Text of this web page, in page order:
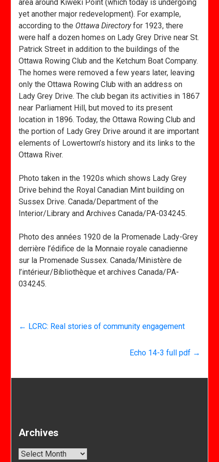
area around Kiweki Point (which today is undergoing
yet another major redevelopment). For example,
according to the Ottawa Directoryfor 1923, there
were half a dozen homes on Lady Grey Drive near St.
Patrick Street in addition to the buildings of the
Ottawa Rowing Club and the Ketchum Boat Company.
The homes were removed a few years later, leaving
only the Ottawa Rowing Club with an address on
Lady Grey Drive. The club began its activities in 1867
near Parliament Hill, but moved to its present
location in 1896. Today, the Ottawa Rowing Club and
the portion of Lady Grey Drive around it are important
elements of Lowertown’s history and its links to the
Ottawa River.
Photo taken in the 1920s which shows Lady Grey
Drive behind the Royal Canadian Mint building on
Sussex Drive. Canada/Department of the
Interior/Library and Archives Canada/PA-034245.
Photo des années 1920 de la Promenade Lady-Grey
derrière l’édifice de la Monnaie royale canadienne
sur la Promenade Sussex. Canada/Ministère de
l’intérieur/Bibliothèque et archives Canada/PA-
034245.
← LCRC: Real stories of community engagement
Echo 14-3 full pdf →
Archives
Archives